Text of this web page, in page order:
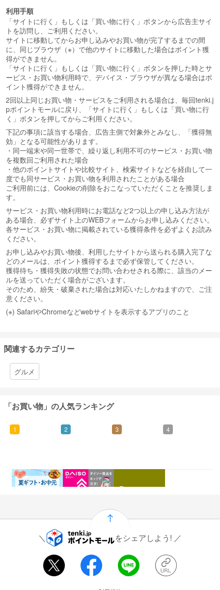
利用手順
「サイトに行く」もしくは「買い物に行く」ボタンから広告主サイ
トを訪問し、ご利用ください。
サイトに移動してからお申し込みやお買い物が完了するまでの間
に、同じブラウザ（※）で他のサイトに移動した場合はポイント獲
得ができません。
「サイトに行く」もしくは「買い物に行く」ボタンを押した時とサ
ービス・お買い物利用時で、デバイス・ブラウザが異なる場合はポ
イント獲得ができません。
2回以上同じお買い物・サービスをご利用される場合は、毎回tenki.j
pポイントモールに戻り、「サイトに行く」もしくは「買い物に行
く」ボタンを押してからご利用ください。
下記の事項に該当する場合、広告主側で対象外とみなし、「獲得無
効」となる可能性があります。
・同一端末や同一世帯で、繰り返し利用不可のサービス・お買い物
を複数回ご利用された場合
・他のポイントサイトや比較サイト、検索サイトなどを経由して一
度でも同サービス・お買い物を利用されたことがある場合
ご利用前には、Cookieの削除をおこなっていただくことを推奨しま
す。
サービス・お買い物利用時にお電話など2つ以上の申し込み方法が
ある場合、必ずサイト上のWEBフォームからお申し込みください。
各サービス・お買い物に掲載されている獲得条件を必ずよくお読み
ください。
お申し込みやお買い物後、利用したサイトから送られる購入完了な
どのメールは、ポイント獲得するまで必ず保管してください。
獲得待ち・獲得失敗の状態でお問い合わせされる際に、該当のメー
ルを送っていただく場合がございます。
そのため、紛失・破棄された場合は対応いたしかねますので、ご注
意ください。
(※) SafariやChromeなどwebサイトを表示するアプリのこと
関連するカテゴリー
グルメ
「お買い物」の人気ランキング
1
0.46%還元
2
1.5%還元
3 4
をシェアしよう!